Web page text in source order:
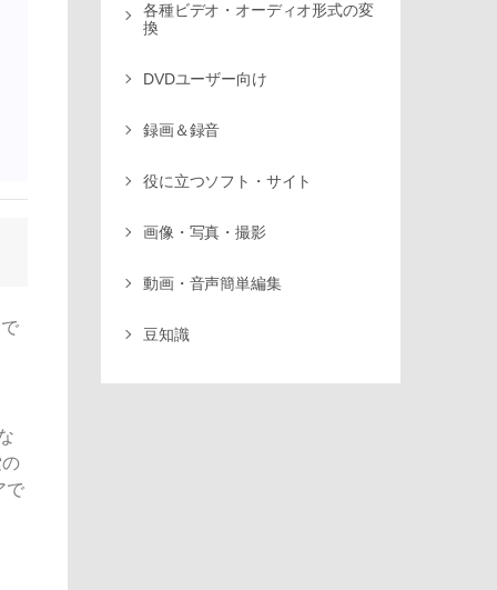
各種ビデオ・オーディオ形式の変
換
DVDユーザー向け
録画＆録音
役に立つソフト・サイト
画像・写真・撮影
動画・音声簡単編集
豆知識
で